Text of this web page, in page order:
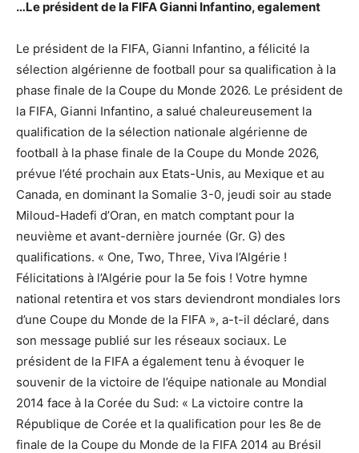
…Le président de la FIFA Gianni Infantino, egalement
Le président de la FIFA, Gianni Infantino, a félicité la
sélection algérienne de football pour sa qualification à la
phase finale de la Coupe du Monde 2026. Le président de
la FIFA, Gianni Infantino, a salué chaleureusement la
qualification de la sélection nationale algérienne de
football à la phase finale de la Coupe du Monde 2026,
prévue l’été prochain aux Etats-Unis, au Mexique et au
Canada, en dominant la Somalie 3-0, jeudi soir au stade
Miloud-Hadefi d’Oran, en match comptant pour la
neuvième et avant-dernière journée (Gr. G) des
qualifications. « One, Two, Three, Viva l’Algérie !
Félicitations à l’Algérie pour la 5e fois ! Votre hymne
national retentira et vos stars deviendront mondiales lors
d’une Coupe du Monde de la FIFA », a-t-il déclaré, dans
son message publié sur les réseaux sociaux. Le
président de la FIFA a également tenu à évoquer le
souvenir de la victoire de l’équipe nationale au Mondial
2014 face à la Corée du Sud: « La victoire contre la
République de Corée et la qualification pour les 8e de
finale de la Coupe du Monde de la FIFA 2014 au Brésil